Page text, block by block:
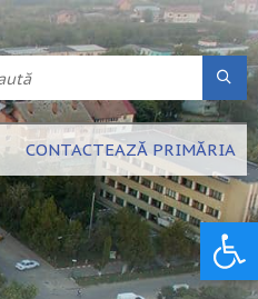
CONTACTEAZĂ PRIMĂRIA
Deschide bara de unelte